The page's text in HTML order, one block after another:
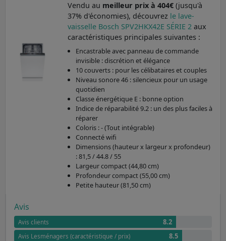
Vendu au meilleur prix à 404€(jusqu'à
37% d'économies), découvrez le lave-
vaisselle Bosch SPV2HKX42E SÉRIE 2 aux
caractéristiques principales suivantes :
Encastrable avec panneau de commande
invisible : discrétion et élégance
10 couverts : pour les célibataires et couples
Niveau sonore 46 : silencieux pour un usage
quotidien
Classe énergétique E : bonne option
Indice de réparabilité 9.2 : un des plus faciles à
réparer
Coloris : - (Tout intégrable)
Connecté wifi
Dimensions (hauteur x largeur x profondeur)
: 81,5 / 44.8 / 55
Largeur compact (44,80 cm)
Profondeur compact (55,00 cm)
Petite hauteur (81,50 cm)
Avis
Avis clients 8.2
Avis Lesménagers (caractéristique / prix) 8.5